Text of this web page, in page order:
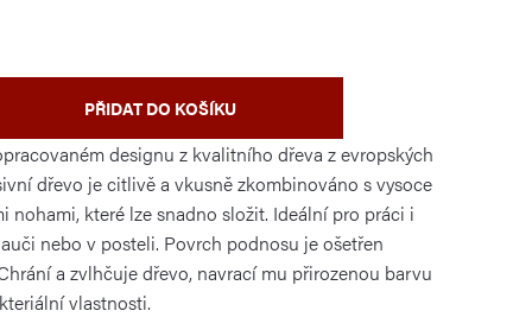
PŘIDAT DO KOŠÍKU
designu z kvalitního dřeva z evropských
dřevo je citlivě a vkusně zkombinováno s vysoce
nohami, které lze snadno složit. Ideální pro práci i
nebo v posteli. Povrch podnosu je ošetřen
a zvlhčuje dřevo, navrací mu přirozenou barvu
vlastnosti.